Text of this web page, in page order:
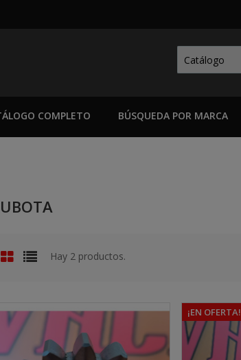
COMPLETO BÚSQUEDA POR MARCA
Hay 2 productos.
¡EN OFERTA!